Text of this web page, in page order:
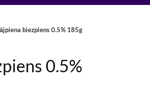
biezpiens 0.5% 185g
0.5%